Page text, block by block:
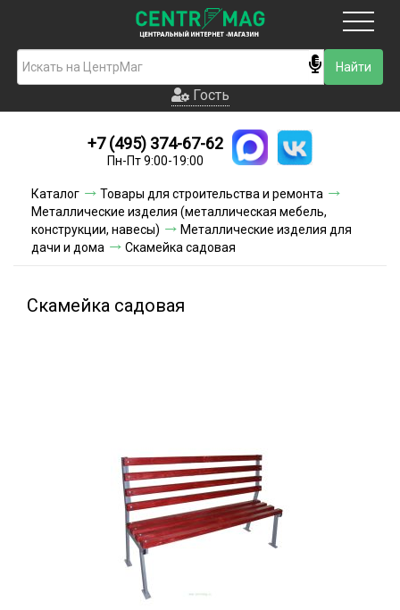
Гость
Новинки
Условия доставки
Условия оплаты
Акции и скидки
Гость
+7 (495) 374-67-62
Пн-Пт 9:00-19:00
Каталог
Товары для строительства и ремонта
Металлические изделия (металлическая мебель,
конструкции, навесы)
Металлические изделия для
дачи и дома
Скамейка садовая
Скамейка садовая